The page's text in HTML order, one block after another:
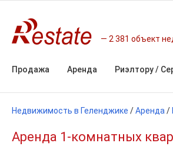
2 381 объект
Продажа Аренда Риэлтору /
Недвижимость в Геленджике /Аренда /
Аренда 1-комнатных